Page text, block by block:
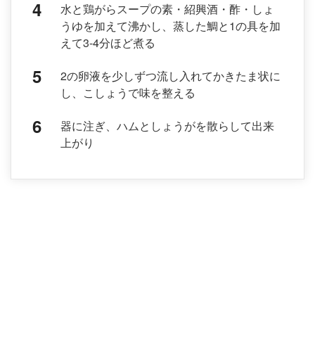
水と鶏がらスープの素・紹興酒・酢・しょ
うゆを加えて沸かし、蒸した鯛と1の具を加
えて3-4分ほど煮る
2の卵液を少しずつ流し入れてかきたま状に
し、こしょうで味を整える
器に注ぎ、ハムとしょうがを散らして出来
上がり